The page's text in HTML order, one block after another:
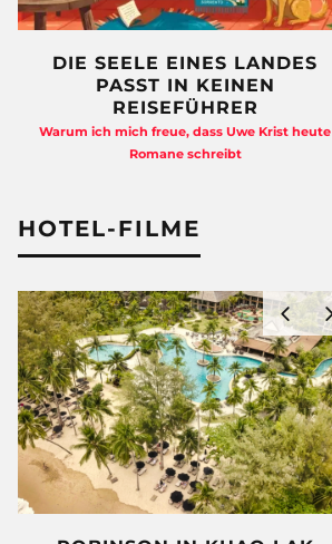
DIE SEELE EINES LANDES
PASST IN KEINEN
REISEFÜHRER
Warum ich mich freue, dass Uwe Krist heute
Romane schreibt
HOTEL-FILME